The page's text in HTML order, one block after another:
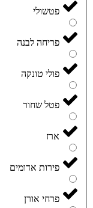
פטשולי
פריחה לבנה
פולי טונקה
פטל שחור
ארז
פירות אדומים
פרחי אורן